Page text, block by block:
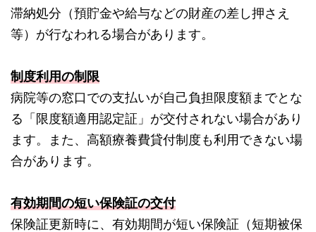
滞納処分（預貯金や給与などの財産の差し押さえ
等）が行なわれる場合があります。
制度利用の制限
病院等の窓口での支払いが自己負担限度額までとな
る「限度額適用認定証」が交付されない場合があり
ます。また、高額療養費貸付制度も利用できない場
合があります。
有効期間の短い保険証の交付
保険証更新時に、有効期間が短い保険証（短期被保